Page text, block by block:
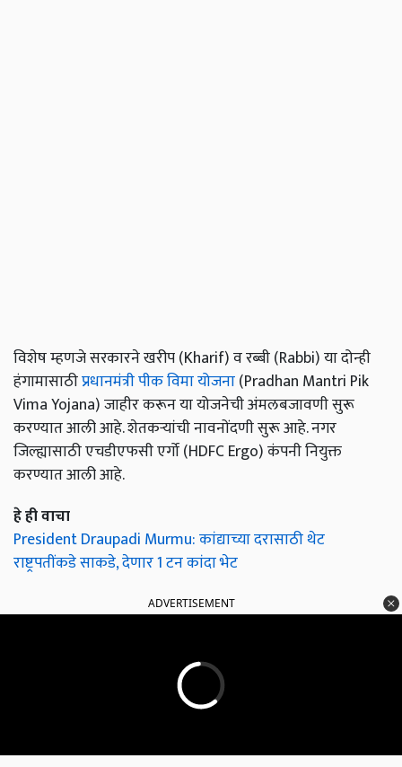
विशेष म्हणजे सरकारने खरीप (Kharif) व रब्बी (Rabbi) या दोन्ही
हंगामासाठीप्रधानमंत्री पीक विमा योजना(Pradhan Mantri Pik
Vima Yojana) जाहीर करून या योजनेची अंमलबजावणी सुरू
करण्यात आली आहे. शेतकऱ्यांची नावनोंदणी सुरू आहे. नगर
जिल्ह्यासाठी एचडीएफसी एर्गो (HDFC Ergo) कंपनी नियुक्त
करण्यात आली आहे.
हे ही वाचा
President Draupadi Murmu: कांद्याच्या दरासाठी थेट
राष्ट्रपतींकडे साकडे, देणार 1 टन कांदा भेट
ADVERTISEMENT